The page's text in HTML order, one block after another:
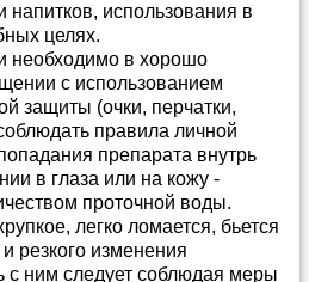
напитков, использования в
целях.
необходимо в хорошо
с использованием
защиты (очки, перчатки,
правила личной
препарата внутрь
в глаза или на кожу -
проточной воды.
легко ломается, бьется
резкого изменения
с ним следует соблюдая меры